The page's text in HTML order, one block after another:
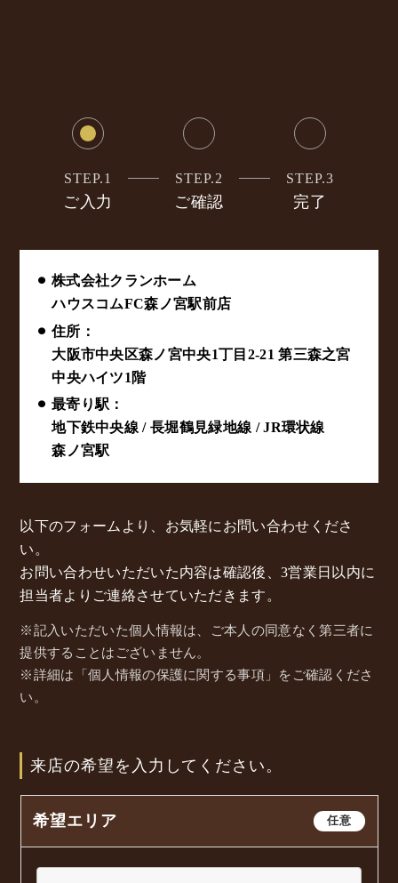
STEP.1
ご入力
STEP.2
ご確認
STEP.3
完了
⚫︎ 株式会社クランホーム
ハウスコムFC森ノ宮駅前店
⚫︎ 住所：
大阪市中央区森ノ宮中央1丁目2-21 第三森之宮
中央ハイツ1階
⚫︎ 最寄り駅：
地下鉄中央線 / 長堀鶴見緑地線 / JR環状線
森ノ宮駅
以下のフォームより、お気軽にお問い合わせくださ
い。
お問い合わせいただいた内容は確認後、3営業日以内に
担当者よりご連絡させていただきます。
※記入いただいた個人情報は、ご本人の同意なく第三者に
提供することはございません。
※詳細は「個人情報の保護に関する事項」をご確認くださ
い。
来店の希望を入力してください。
任意
希望エリア